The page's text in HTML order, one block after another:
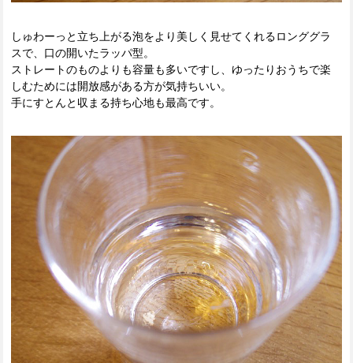
しゅわーっと立ち上がる泡をより美しく見せてくれるロンググラ
スで、口の開いたラッパ型。
ストレートのものよりも容量も多いですし、ゆったりおうちで楽
しむためには開放感がある方が気持ちいい。
手にすとんと収まる持ち心地も最高です。